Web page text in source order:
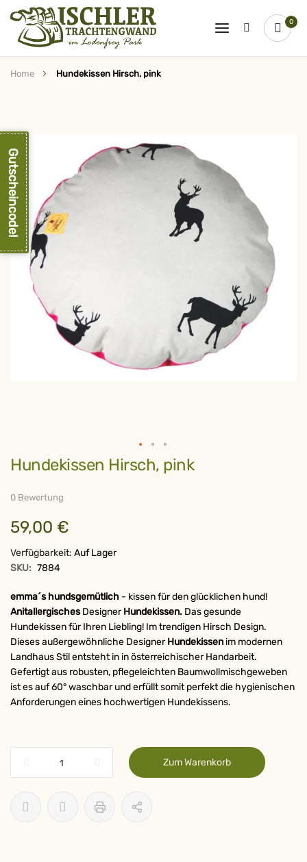
0
Home Hundekissen Hirsch, pink
springen
Zum
Anfang
springen
Hundekissen Hirsch, pink
0 Bewertung
59,00 €
Verfügbarkeit: Auf Lager
SKU: 7884
emma´s hundsgemütlich - kissen für den glücklichen hund!
Anitallergisches DesignerHundekissen. Das gesunde
Hundekissen für Ihren Liebling! Im trendigen Hirsch Design.
Dieses außergewöhnliche DesignerHundekissen im modernen
Landhaus Stil entsteht in in österreichischer Handarbeit.
Gefertigt aus robusten, pflegeleichten Baumwollmischgeweben
ist es auf 60° waschbar und erfüllt somit perfekt die hygienischen
Anforderungen eines hochwertigen Hundekissens.
Zum Warenkorb
Gutscheincode!